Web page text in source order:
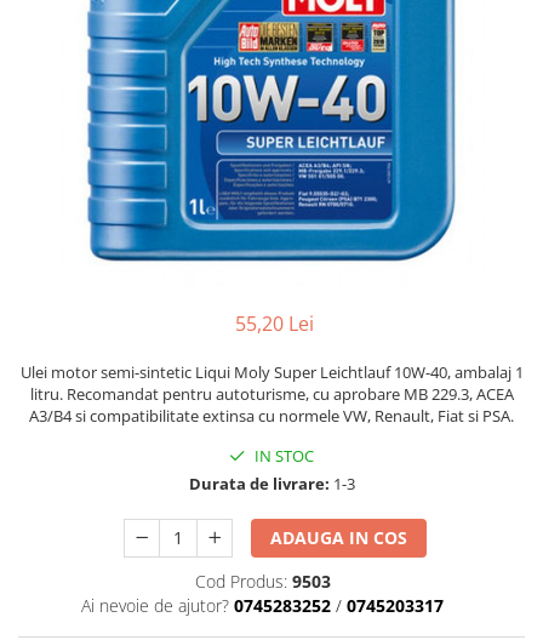
55,20 Lei
Ulei motor semi-sintetic Liqui Moly Super Leichtlauf 10W-40, ambalaj 1
litru. Recomandat pentru autoturisme, cu aprobare MB 229.3, ACEA
A3/B4 si compatibilitate extinsa cu normele VW, Renault, Fiat si PSA.
IN STOC
Durata de livrare: 1-3
ADAUGA IN COS
Cod Produs: 9503
Ai nevoie de ajutor? 0745283252 / 0745203317